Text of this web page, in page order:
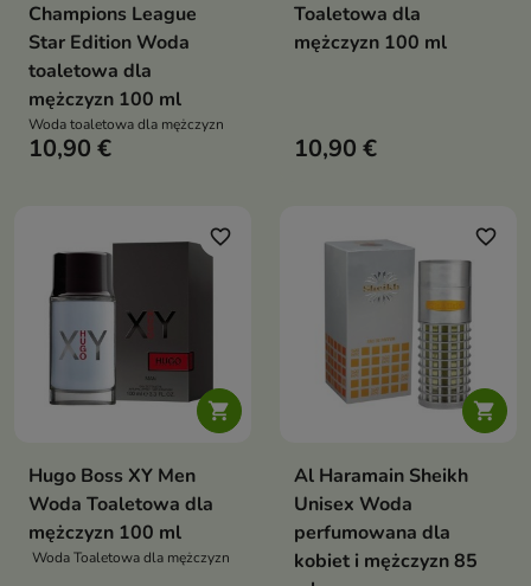
Champions League
Star Edition Woda
toaletowa dla
mężczyzn 100 ml
Woda toaletowa dla mężczyzn
10,90 €
Toaletowa dla
mężczyzn 100 ml
10,90 €

favorite_border
Hugo Boss XY Men
Woda Toaletowa dla
mężczyzn 100 ml
Woda Toaletowa dla mężczyzn

favorite_border
Al Haramain Sheikh
Unisex Woda
perfumowana dla
kobiet i mężczyzn 85